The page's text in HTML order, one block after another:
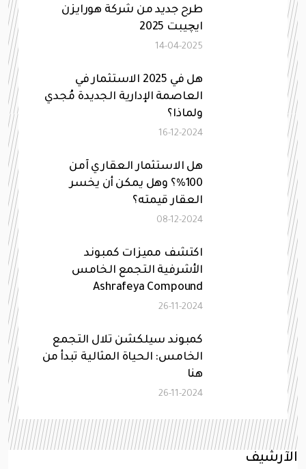
طرح جديد من شركة هورايزن
ايچيبت 2025
14-04-2025
هل في 2025 الاستثمار في
العاصمة الإدارية الجديدة مُجدي
ولماذا؟
16-12-2024
هل الاستثمار العقاري آمن
100%؟ وهل يمكن أن يخسر
العقار قيمته؟
08-12-2024
اكتشف مميزات كمبوند
الأشرفية التجمع الخامس
Ashrafeya Compound
26-11-2024
كمبوند سيلكشن تلال التجمع
الخامس: الحياة المثالية تبدأ من
هنا
26-11-2024
الآرشيف